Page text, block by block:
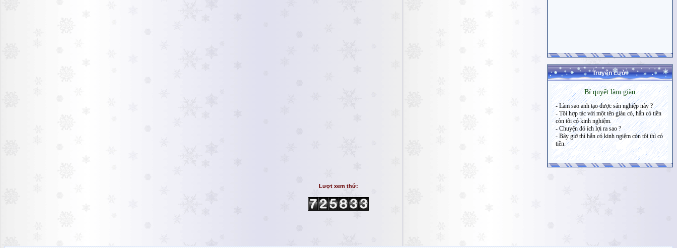
Truyện cười
Lượt xem thứ: